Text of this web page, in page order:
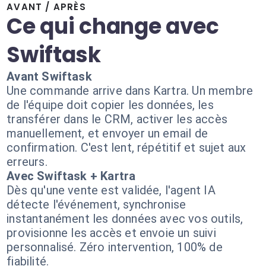
AVANT / APRÈS
Ce qui change avec
Swiftask
Avant Swiftask
Une commande arrive dans Kartra. Un membre
de l'équipe doit copier les données, les
transférer dans le CRM, activer les accès
manuellement, et envoyer un email de
confirmation. C'est lent, répétitif et sujet aux
erreurs.
Avec Swiftask + Kartra
Dès qu'une vente est validée, l'agent IA
détecte l'événement, synchronise
instantanément les données avec vos outils,
provisionne les accès et envoie un suivi
personnalisé. Zéro intervention, 100% de
fiabilité.